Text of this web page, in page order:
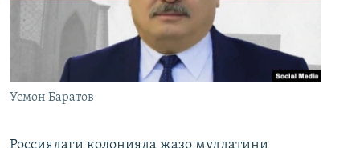
Усмон Баратов